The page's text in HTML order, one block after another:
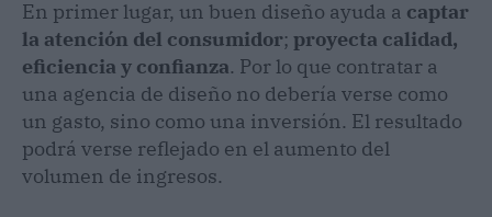
En primer lugar, un buen diseño ayuda a captar
la atención del consumidor; proyecta calidad,
eficiencia y confianza. Por lo que contratar a
una agencia de diseño no debería verse como
un gasto, sino como una inversión. El resultado
podrá verse reflejado en el aumento del
volumen de ingresos.